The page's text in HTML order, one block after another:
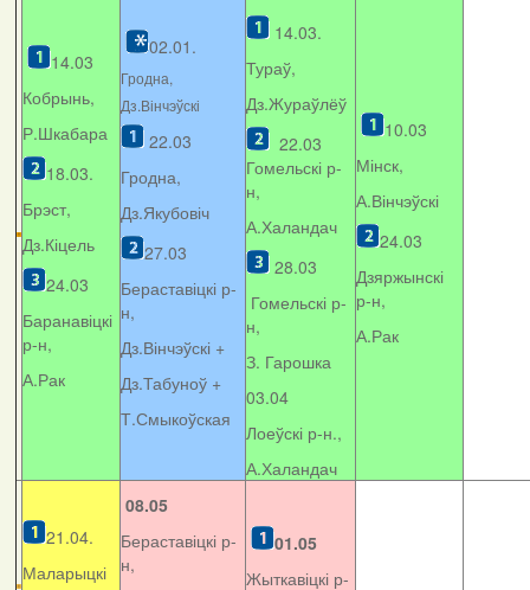
14.03
Кобрынь,
Р.Шкабара
18.03.
Брэст,
Дз.Кіцель
24.03
Баранавіцкі
р-н,
А.Рак
02.01.
Гродна,
Дз.Вінчэўскі
22.03
Гродна,
Дз.Якубовіч
27.03
Бераставіцкі р-
н,
Дз.Вінчэўскі +
Дз.Табуноў +
Т.Смыкоўская
14.03.
Тураў,
Дз.Жураўлёў
22.03
Гомельскі р-
н,
А.Халандач
28.03
Гомельскі р-
н,
З. Гарошка
03.04
Лоеўскі р-н.,
А.Халандач
10.03
Мінск,
А.Вінчэўскі
24.03
Дзяржынскі
р-н,
А.Рак
21.04.
Маларыцкі
08.05
Бераставіцкі р-
н,
01.05
Жыткавіцкі р-